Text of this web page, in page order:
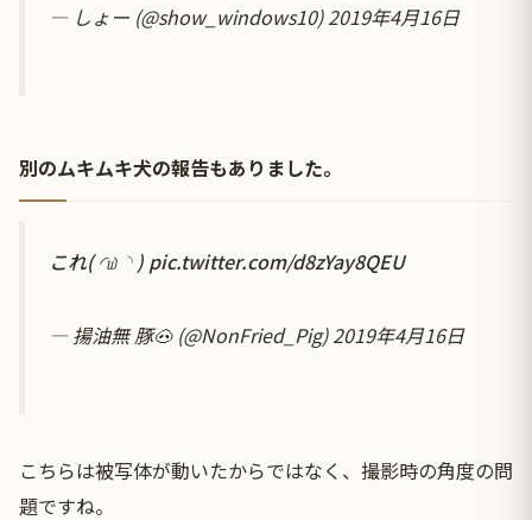
— しょー (@show_windows10)2019年4月16日
別のムキムキ犬の報告もありました。
これ( ◜௰◝ ) pic.twitter.com/d8zYay8QEU
— 揚油無 豚🐽 (@NonFried_Pig)2019年4月16日
こちらは被写体が動いたからではなく、撮影時の角度の問
題ですね。